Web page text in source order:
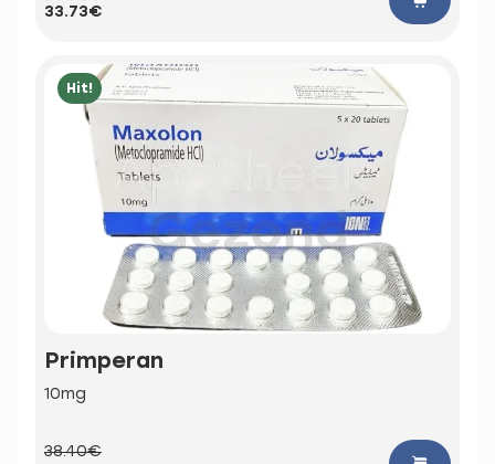
33.73€
Hit!
Primperan
10mg
38.40€